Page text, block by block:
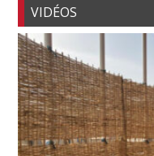
VIDÉOS